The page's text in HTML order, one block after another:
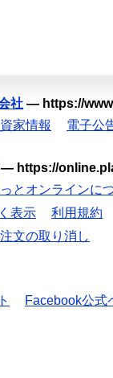
社 — https://
家情報 電子公
— https://
とオンラインに
表示
利用規約
文の取り消し
Facebook公式